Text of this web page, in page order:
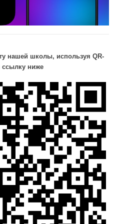
нашей школы, используя QR-
ссылку ниже